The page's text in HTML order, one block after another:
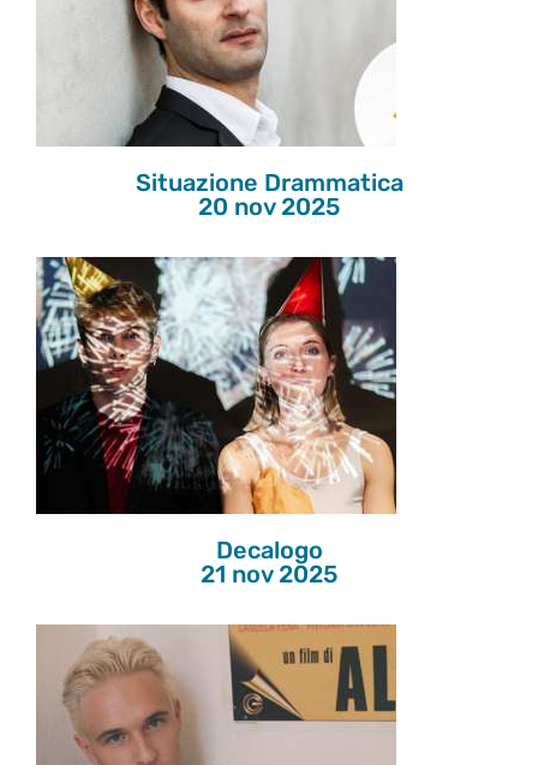
Situazione Drammatica
20 nov 2025
Situazione Drammatica
20 nov 2025
Decalogo
21 nov 2025
Decalogo
21 nov 2025